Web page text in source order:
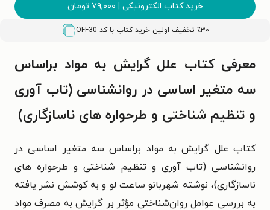
خرید کتاب الکترونیکی | ۷۹,۰۰۰ تومان
٪۳۰ تخفیف اولین خرید کتاب با کد OFF30
معرفی کتاب علل گرایش به مواد براساس
سه متغیر اساسی در روانشناسی (تاب آوری
و تنظیم شناختی و طرحواره های ناسازگاری)
کتاب علل گرایش به مواد براساس سه متغیر اساسی در
روانشناسی (تاب آوری و تنظیم شناختی و طرحواره های
ناسازگاری)، نوشته شهربانو ساعت لو و به کوشش نشر یافته
به بررسی عوامل روان‌شناختی مؤثر بر گرایش به مصرف مواد